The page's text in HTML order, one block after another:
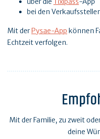
bei den
Mit der Pysae-App können
Echtzeit verfolgen.
Mit der Familie, zu zweit
deine